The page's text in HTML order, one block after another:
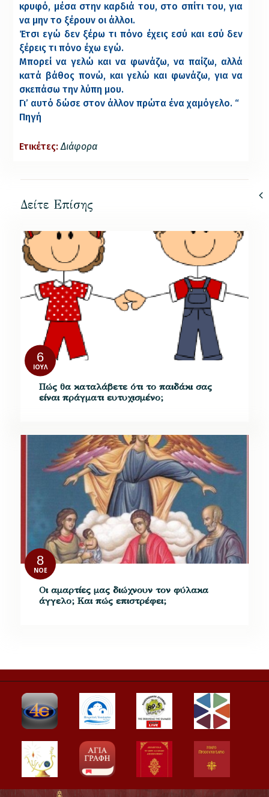
κρυφό, μέσα στην καρδιά του, στο σπίτι του, για
να μην το ξέρουν οι άλλοι.
Έτσι εγώ δεν ξέρω τι πόνο έχεις εσύ και εσύ δεν
ξέρεις τι πόνο έχω εγώ.
Μπορεί να γελώ και να φωνάζω, να παίζω, αλλά
κατά βάθος πονώ, και γελώ και φωνάζω, για να
σκεπάσω την λύπη μου.
Γι’ αυτό δώσε στον άλλον πρώτα ένα χαμόγελο. “
Πηγή
Ετικέτες: Διάφορα
Δείτε Επίσης
6
ΙΟΎΛ
Πώς θα καταλάβετε ότι το παιδάκι σας
είναι πράγματι ευτυχισμένο;
8
ΝΟΈ
Οι αμαρτίες μας διώχνουν τον φύλακα
άγγελο; Και πώς επιστρέφει;